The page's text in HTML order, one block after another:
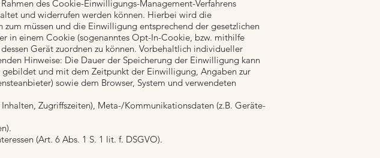
des Cookie-Einwilligungs-Management-Verfahrens
und widerrufen werden können. Hierbei wird die
müssen und die Einwilligung entsprechend der gesetzlichen
in einem Cookie (sogenanntes Opt-In-Cookie, bzw. mithilfe
Gerät zuordnen zu können. Vorbehaltlich individueller
Hinweise: Die Dauer der Speicherung der Einwilligung kann
und mit dem Zeitpunkt der Einwilligung, Angaben zur
sowie dem Browser, System und verwendeten
Zugriffszeiten), Meta-/Kommunikationsdaten (z.B. Geräte-
(Art. 6 Abs. 1 S. 1 lit. f. DSGVO).